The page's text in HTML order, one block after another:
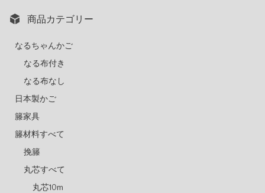
商品カテゴリー
なるちゃんかご
なる布付き
なる布なし
日本製かご
籐家具
籐材料すべて
挽籐
丸芯すべて
丸芯10m